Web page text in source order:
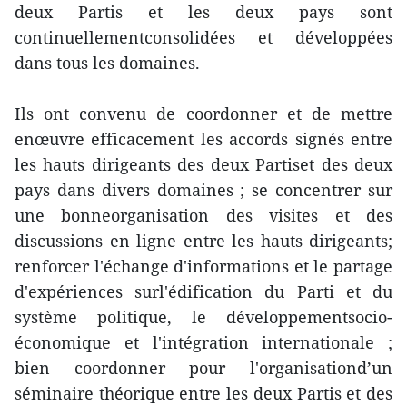
deux Partis et les deux pays sont
continuellementconsolidées et développées
dans tous les domaines.
Ils ont convenu de coordonner et de mettre
enœuvre efficacement les accords signés entre
les hauts dirigeants des deux Partiset des deux
pays dans divers domaines ; se concentrer sur
une bonneorganisation des visites et des
discussions en ligne entre les hauts dirigeants;
renforcer l'échange d'informations et le partage
d'expériences surl'édification du Parti et du
système politique, le développementsocio-
économique et l'intégration internationale ;
bien coordonner pour l'organisationd’un
séminaire théorique entre les deux Partis et des